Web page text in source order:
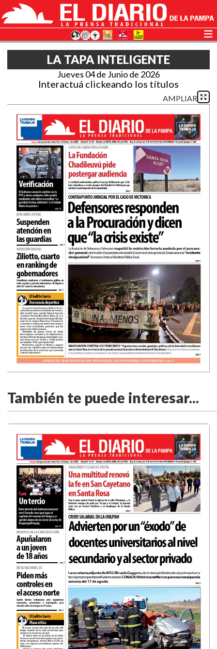
LA TAPA INTELIGENTE
Jueves 04 de Junio de 2026
Interactuá clickeando los títulos
AMPLIAR
También te puede interesar...